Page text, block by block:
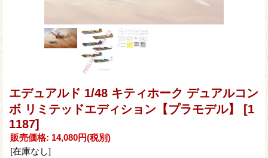
エデュアルド 1/48 キティホーク デュアルコン
ボ リミテッドエディション【プラモデル】 [1
1187]
販売価格: 14,080円(税別)
[在庫なし]